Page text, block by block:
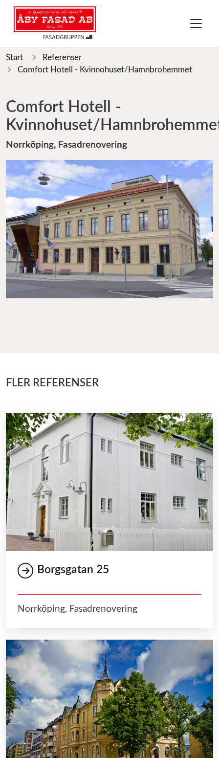
Start
Referenser
Comfort Hotell - Kvinnohuset/Hamnbrohemmet
Comfort Hotell -
Kvinnohuset/
Norrköping, Fasadrenovering
FLER REFERENSER
Borgsgatan 25
Norrköping, Fasadrenovering